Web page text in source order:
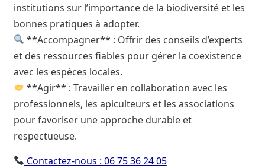
Nos missions
Qui est le plus intéressant à interviewer pour parler
du frelon asiatique en France ?
institutions sur l’importance de la biodiversité et les
bonnes pratiques à adopter.
**Accompagner** : Offrir des conseils d’experts
et des ressources fiables pour gérer la coexistence
avec les espèces locales.
**Agir** : Travailler en collaboration avec les
professionnels, les apiculteurs et les associations
pour favoriser une approche durable et
respectueuse.
Contactez-nous : 06 75 36 24 05